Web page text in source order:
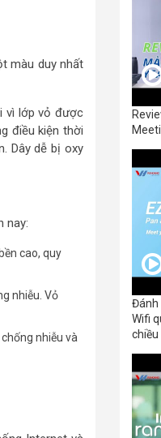
màu duy nhất
vì lớp vỏ được
điều kiện thời
Dây dễ bị oxy
nay:
cao, quy
nhiễu. Vỏ
nhiễu và
Đánh
Wifi
chiều